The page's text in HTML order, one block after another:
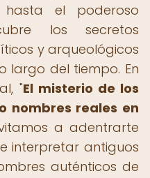
hasta el poderoso
los secretos
y arqueológicos
largo del tiempo. En
"El misterio de los
nombres reales en
a adentrarte
interpretar antiguos
auténticos de